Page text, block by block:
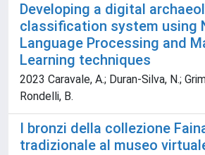
Developing a digital
classification system using
Language Processing and
Learning techniques
2023 Caravale, A.; Duran-Silva, N.;
Rondelli, B.
I bronzi della collezione
tradizionale al museo